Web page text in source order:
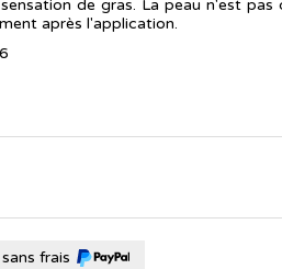
de gras. La peau n'est
après l'application.
frais